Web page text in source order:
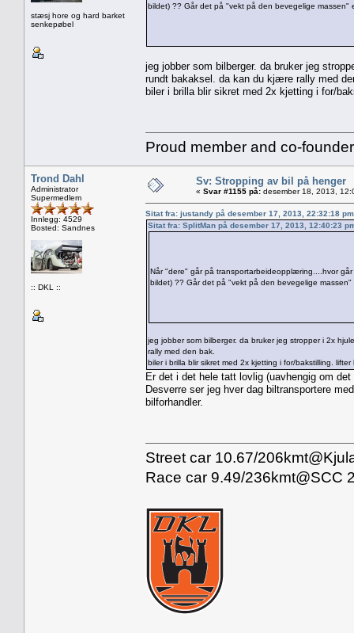
stæsj hore og hard barket
senkepøbel
bildet) ?? Går det på "vekt på den bevegelige
jeg jobber som bilberger. da bruker jeg
rundt bakaksel. da kan du kjære rally med
biler i brilla blir sikret med 2x kjetting i for/
Proud member and co-
Trond Dahl
Administrator
Supermedlem
Innlegg: 4529
Bosted: Sandnes
:: DKL ::
Sv: Stropping av bil på henger
« Svar #1155 på: desember 18, 2013,
Sitat fra: justandy på desember 17, 2013, 22:32:18 pm
Sitat fra: SplitMan på desember 17, 2013, 12:40:23
Når "dere" går på transportarbeideopplæring....hvor
bildet) ?? Går det på "vekt på den bevegelige
jeg jobber som bilberger. da bruker jeg stropper i 2x
rally med den bak.
biler i brilla blir sikret med 2x kjetting i for/bakstilling.
Er det i det hele tatt lovlig (uavhengig om
Desverre ser jeg hver dag biltransportere
bilforhandler.
Street car 10.67/
Race car 9.49/236kmt@SCC